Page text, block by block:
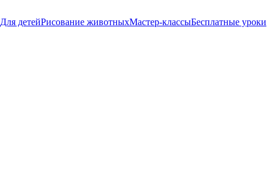
Для детейРисование животныхМастер-классыБесплатные уроки